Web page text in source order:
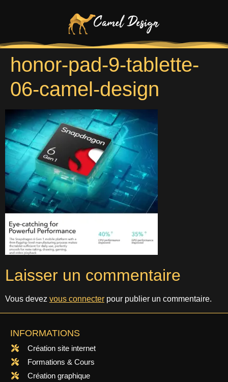
honor-pad-9-tablette-
06-camel-design
Laisser un commentaire
Vous devez vous connecter pour publier un commentaire.
INFORMATIONS
Création site internet
Formations & Cours
Création graphique